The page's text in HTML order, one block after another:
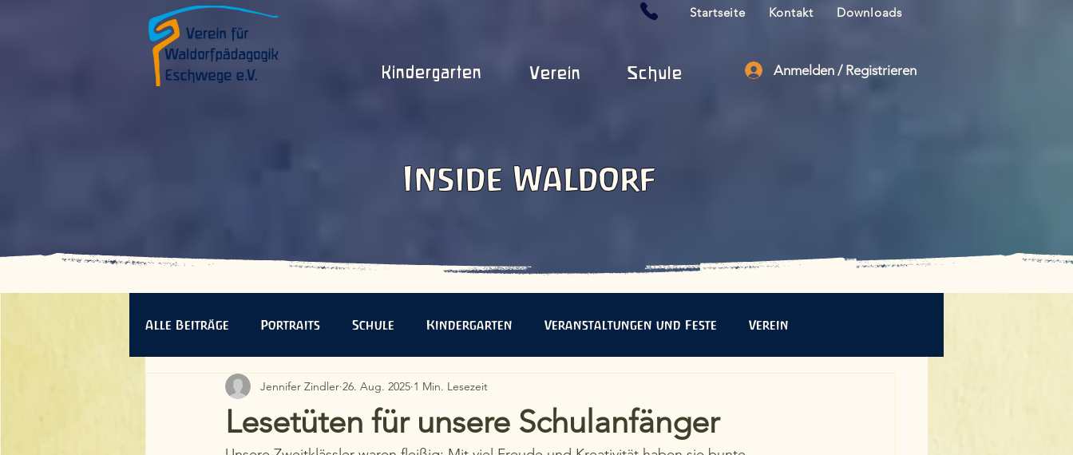
Startseite Kontakt Downloads
Kindergarten Verein Schule Anmelden / Registrieren
Inside Waldorf
Alle Beiträge Portraits Schule Kindergarten Veranstaltungen und Feste Verein
Lesetüten für unsere Schulanfänger
Jennifer Zindler 26. Aug. 2025 1 Min. Lesezeit